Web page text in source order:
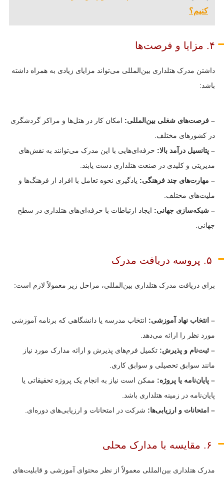
کنیم؟
۴. مزایا و فرصت‌ها
داشتن مدرک هتلداری بین‌المللی می‌تواند مزایای زیادی به همراه داشته
باشد:
– فرصت‌های شغلی بین‌المللی: امکان کار در هتل‌ها و مراکز گردشگری
در کشورهای مختلف.
– پتانسیل درآمد بالا: حرفه‌ای‌هایی با این مدرک می‌توانند به نقش‌های
مدیریتی و کلیدی در صنعت هتلداری دست یابند.
– مهارت‌های چند فرهنگی: یادگیری نحوه تعامل با افراد از فرهنگ‌ها و
ملیت‌های مختلف.
– شبکه‌سازی جهانی: ایجاد ارتباطات با حرفه‌ای‌های هتلداری در سطح
جهانی.
برای دریافت مدرک هتلداری بین‌المللی، مراحل زیر معمولاً لازم است:
– انتخاب نهاد آموزشی: انتخاب مدرسه یا دانشگاهی که برنامه آموزشی
مورد نظر را ارائه می‌دهد.
– ثبت‌نام و پذیرش: تکمیل فرم‌های پذیرش و ارائه مدارک مورد نیاز
مانند سوابق تحصیلی و سوابق کاری.
– پایان‌نامه یا پروژه: ممکن است نیاز به انجام یک پروژه تحقیقاتی یا
پایان‌نامه در زمینه هتلداری باشد.
– امتحانات و ارزیابی‌ها: شرکت در امتحانات و ارزیابی‌های دوره‌ای.
مدرک هتلداری بین‌المللی معمولاً از نظر محتوای آموزشی و قابلیت‌های